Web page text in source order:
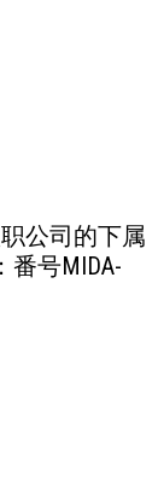
公司的下属
番号MIDA-